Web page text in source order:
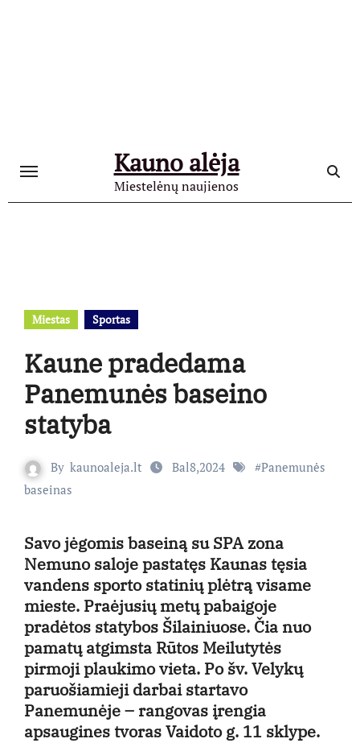
Kauno alėja
Miestelėnų naujienos
Miestas Sportas
Kaune pradedama
Panemunės baseino
statyba
By kaunoaleja.lt Bal8,2024 #Panemunės
baseinas
Savo jėgomis baseiną su SPA zona
Nemuno saloje pastatęs Kaunas tęsia
vandens sporto statinių plėtrą visame
mieste. Praėjusių metų pabaigoje
pradėtos statybos Šilainiuose. Čia nuo
pamatų atgimsta Rūtos Meilutytės
pirmoji plaukimo vieta. Po šv. Velykų
paruošiamieji darbai startavo
Panemunėje – rangovas įrengia
apsaugines tvoras Vaidoto g. 11 sklype.